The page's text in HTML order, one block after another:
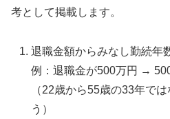
考として掲載します。
退職金額からみなし勤続年
例：退職金が500万円 →
（22歳から55歳の33年で
う）